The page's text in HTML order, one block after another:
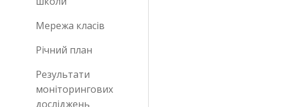
Мережа класів
Річний план
Результати
моніторингових
досліджень